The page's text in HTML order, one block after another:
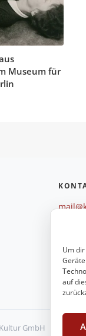
Um
auf
Museum für
GmbH